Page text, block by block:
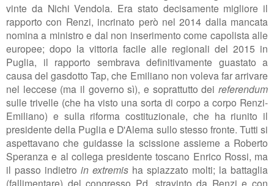
vinte da Nichi Vendola. Era stato decisamente migliore il
rapporto con Renzi, incrinato però nel 2014 dalla mancata
nomina a ministro e dal non inserimento come capolista alle
europee; dopo la vittoria facile alle regionali del 2015 in
Puglia, il rapporto sembrava definitivamente guastato a
causa delgasdotto Tap, che Emiliano non voleva far arrivare
nel leccese (ma il governo sì), e soprattutto deireferendum
sulle trivelle (che ha visto una sorta di corpo a corpo Renzi-
Emiliano) e sulla riforma costituzionale, che ha riunito il
presidente della Puglia e D'Alema sullo stesso fronte. Tutti si
aspettavano che guidasse la scissione assieme a Roberto
Speranza e al collega presidente toscano Enrico Rossi, ma
il passo indietro in extremis ha spiazzato molti; la battaglia
(fallimentare) del congresso Pd, stravinto da Renzi e con